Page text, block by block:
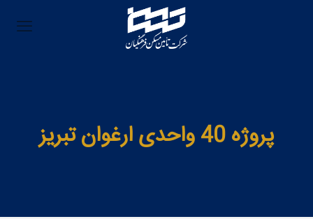
پروژه 40 واحدی ارغوان تبریز